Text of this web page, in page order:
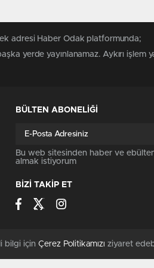
adresi Haber Odak platformunda;
yerde yayınlanamaz. Aykırı işlem
BÜLTEN ABONELİĞİ
Bu web sitesinden haber ve
almak istiyorum
BİZİ TAKİP ET
bilgi için Çerez Politikamızı ziyaret